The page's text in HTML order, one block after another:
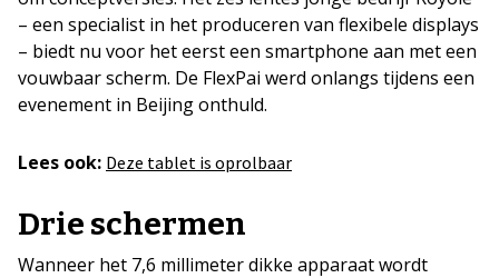
– een specialist in het produceren van flexibele displays
– biedt nu voor het eerst een smartphone aan met een
vouwbaar scherm. De FlexPai werd onlangs tijdens een
evenement in Beijing onthuld.
Lees ook: Deze tablet is oprolbaar
Drie schermen
Wanneer het 7,6 millimeter dikke apparaat wordt